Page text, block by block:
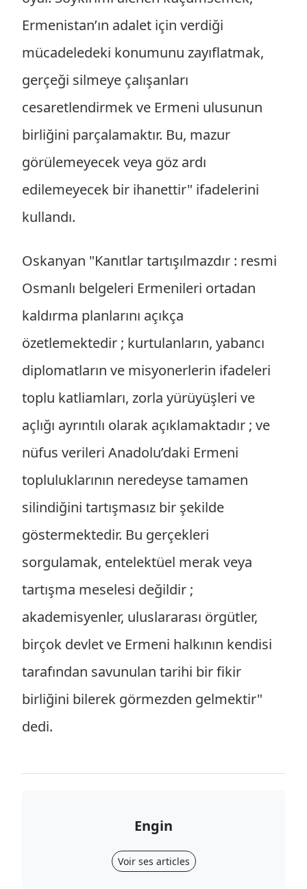
Ermenistan’ın adalet için verdiği
mücadeledeki konumunu zayıflatmak,
gerçeği silmeye çalışanları
cesaretlendirmek ve Ermeni ulusunun
birliğini parçalamaktır. Bu, mazur
görülemeyecek veya göz ardı
edilemeyecek bir ihanettir" ifadelerini
kullandı.
Oskanyan "Kanıtlar tartışılmazdır : resmi
Osmanlı belgeleri Ermenileri ortadan
kaldırma planlarını açıkça
özetlemektedir ; kurtulanların, yabancı
diplomatların ve misyonerlerin ifadeleri
toplu katliamları, zorla yürüyüşleri ve
açlığı ayrıntılı olarak açıklamaktadır ; ve
nüfus verileri Anadolu’daki Ermeni
topluluklarının neredeyse tamamen
silindiğini tartışmasız bir şekilde
göstermektedir. Bu gerçekleri
sorgulamak, entelektüel merak veya
tartışma meselesi değildir ;
akademisyenler, uluslararası örgütler,
birçok devlet ve Ermeni halkının kendisi
tarafından savunulan tarihi bir fikir
birliğini bilerek görmezden gelmektir"
dedi.
Engin
Voir ses articles